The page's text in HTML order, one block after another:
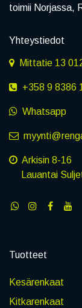
toimii Norjassa,
Yhteystiedot
Mittatie 13
+358 9 8386
Whatsapp
Arkisin 8-16
Lauantai
Tuotteet
Kesärenkaat
Kitkarenkaat